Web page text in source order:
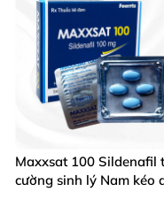
Maxxsat 100 Sildenafil
cường sinh lý Nam kéo